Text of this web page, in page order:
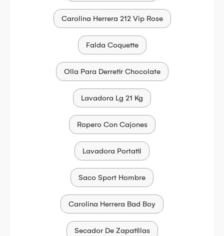
Carolina Herrera 212 Vip Rose
Falda Coquette
Olla Para Derretir Chocolate
Lavadora Lg 21 Kg
Ropero Con Cajones
Lavadora Portatil
Saco Sport Hombre
Carolina Herrera Bad Boy
Secador De Zapatillas